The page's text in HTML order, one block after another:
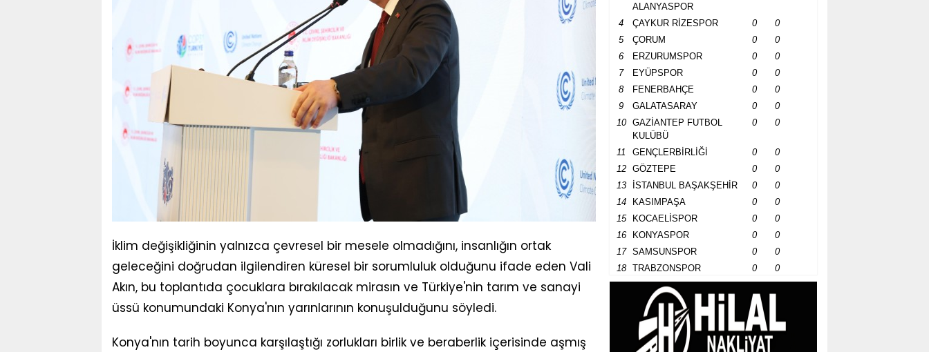
İklim değişikliğinin yalnızca çevresel bir mesele olmadığını, insanlığın ortak
geleceğini doğrudan ilgilendiren küresel bir sorumluluk olduğunu ifade eden Vali
Akın, bu toplantıda çocuklara bırakılacak mirasın ve Türkiye'nin tarım ve sanayi
üssü konumundaki Konya'nın yarınlarının konuşulduğunu söyledi.
Konya'nın tarih boyunca karşılaştığı zorlukları birlik ve beraberlik içerisinde aşmış
ALANYASPOR
4 ÇAYKUR RİZESPOR 0
0
5
ÇORUM 0
0
6
ERZURUMSPOR 0
0
7
EYÜPSPOR 0
0
8
FENERBAHÇE 0
0
9
GALATASARAY 0
0
10
GAZİANTEP FUTBOL
KULÜBÜ
0 0
11 GENÇLERBİRLİĞİ 0
0
12
GÖZTEPE 0
0
13
İSTANBUL BAŞAKŞEHİR 0
0
14
KASIMPAŞA 0
0
15
KOCAELİSPOR 0
0
16
KONYASPOR 0
0
17
SAMSUNSPOR 0
0
18
TRABZONSPOR 0 0